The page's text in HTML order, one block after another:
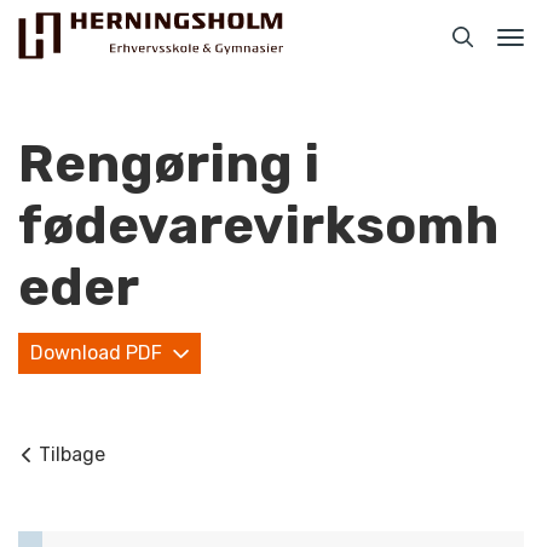
Praktisk
For beskæftigede
Kontakt
Rengøring i
fødevarevirksomh
eder
Download PDF
Tilbage